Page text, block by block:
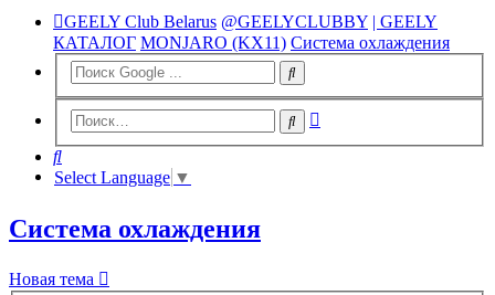
GEELY Club Belarus @GEELYCLUBBY | GEELY
КАТАЛОГ MONJARO (KX11) Система охлаждения
Поиск
Поиск
Select Language ▼
Система охлаждения
Новая тема